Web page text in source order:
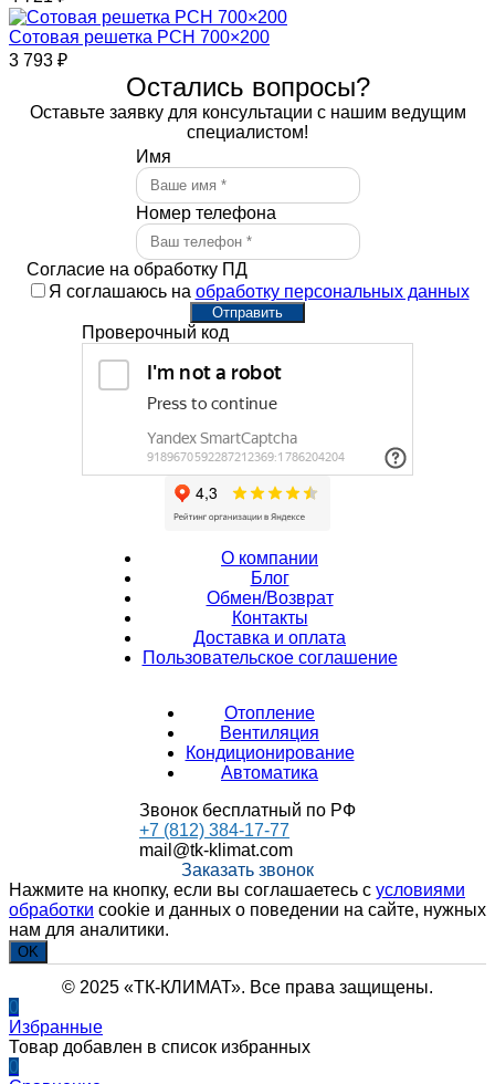
Сотовая решетка РСН 700×200
3 793 ₽
Остались вопросы?
Оставьте заявку для консультации с нашим ведущим
специалистом!
Имя
Номер телефона
Согласие на обработку ПД
Я соглашаюсь на обработку персональных данных
Отправить
Проверочный код
О компании
Блог
Обмен/Возврат
Контакты
Доставка и оплата
Пользовательское соглашение
Отопление
Вентиляция
Кондиционирование
Автоматика
Звонок бесплатный по РФ
+7 (812) 384-17-77
mail@tk-klimat.com
Заказать звонок
Нажмите на кнопку, если вы соглашаетесь с условиями
обработки cookie и данных о поведении на сайте, нужных
нам для аналитики.
OK
© 2025 «ТК-КЛИМАТ». Все права защищены.
0
Избранные
Товар добавлен в список избранных
0